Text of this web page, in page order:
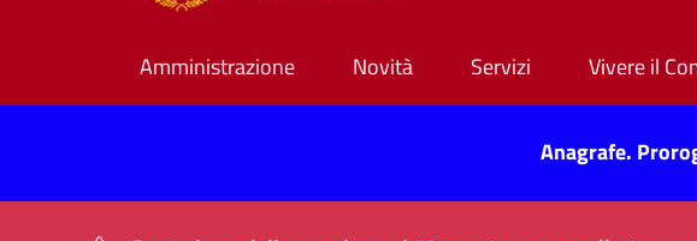
Amministrazione Novità Servizi Vivere il
Anagrafe.